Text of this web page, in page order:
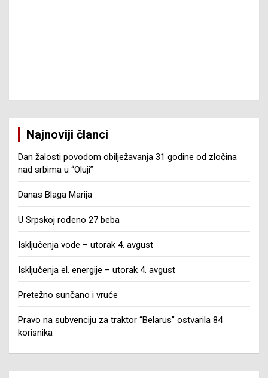
Najnoviji članci
Dan žalosti povodom obilježavanja 31 godine od zločina
nad srbima u “Oluji”
Danas Blaga Marija
U Srpskoj rođeno 27 beba
Isključenja vode – utorak 4. avgust
Isključenja el. energije – utorak 4. avgust
Pretežno sunčano i vruće
Pravo na subvenciju za traktor “Belarus” ostvarila 84
korisnika